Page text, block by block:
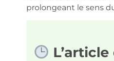
prolongeant le sens